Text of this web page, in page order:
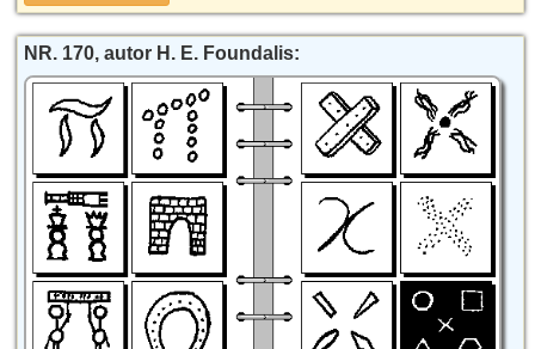
NR. 170, autor H. E. Foundalis: